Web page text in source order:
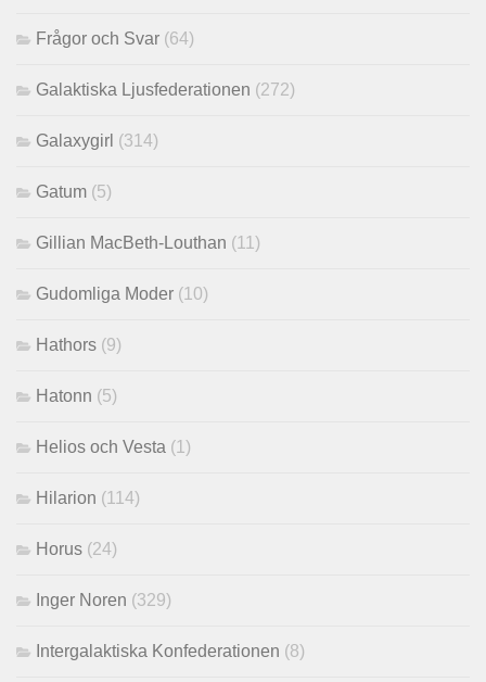
Frågor och Svar (64)
Galaktiska Ljusfederationen (272)
Galaxygirl (314)
Gatum (5)
Gillian MacBeth-Louthan (11)
Gudomliga Moder (10)
Hathors (9)
Hatonn (5)
Helios och Vesta (1)
Hilarion (114)
Horus (24)
Inger Noren (329)
Intergalaktiska Konfederationen (8)